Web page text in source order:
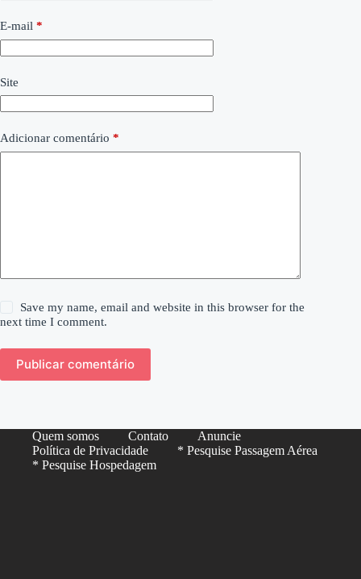
E-mail *
Site
Adicionar comentário *
Save my name, email and website in this browser for the
next time I comment.
Publicar comentário
Quem somos Contato
Anuncie
Política de Privacidade
* Pesquise Passagem Aérea
* Pesquise Hospedagem